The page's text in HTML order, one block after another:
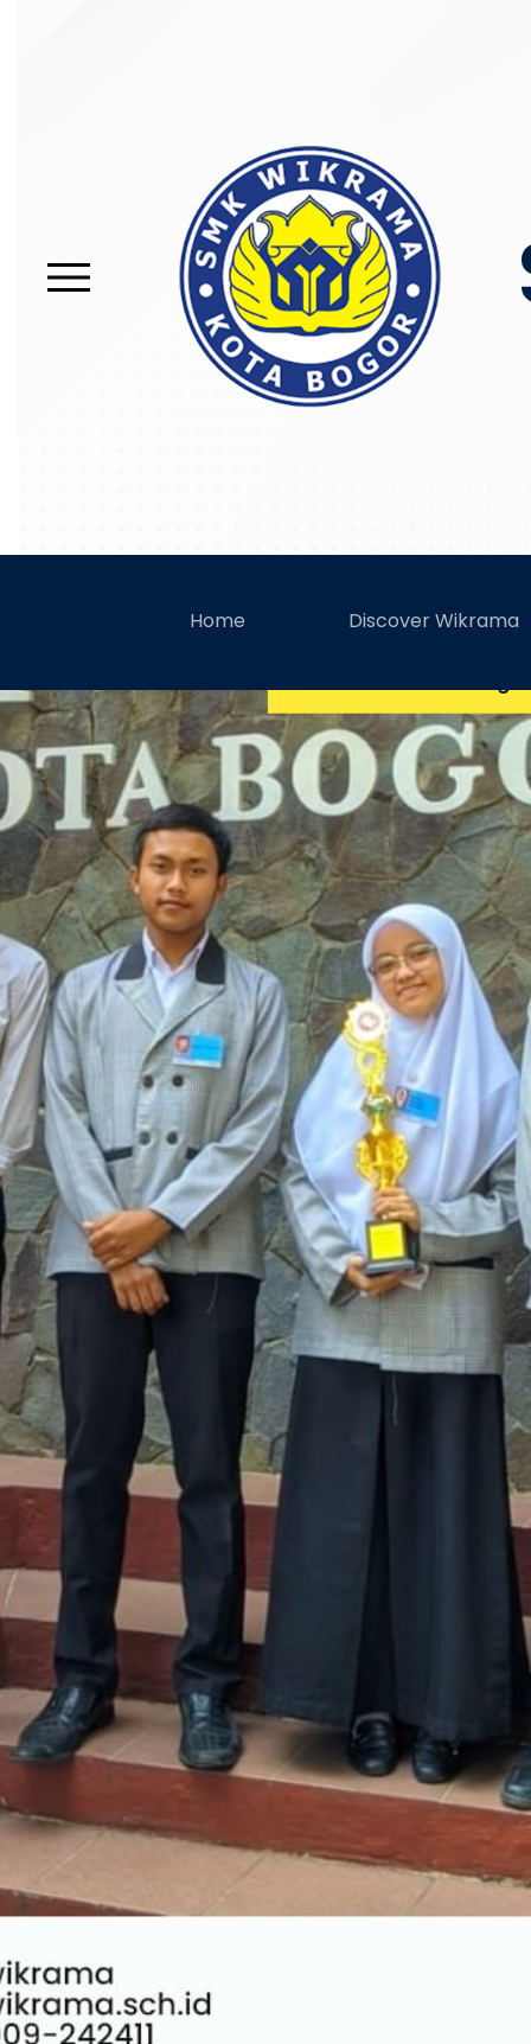
Home Discover Wikrama